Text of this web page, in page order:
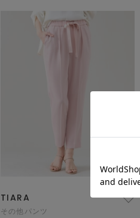
TIARA
その他パンツ